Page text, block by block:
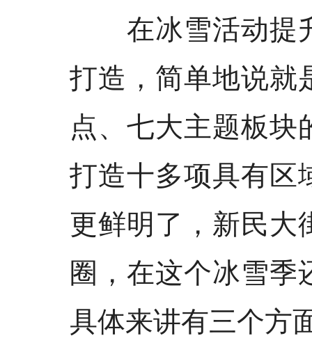
在冰雪活动提
打造，简单地说就
点、七大主题板
打造十多项具有区
更鲜明了，新民大
圈，在这个冰雪季
具体来讲有三个方